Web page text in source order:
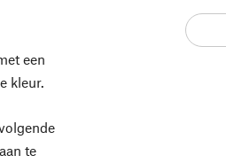
een
kleur.
te